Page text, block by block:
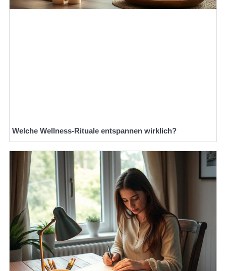
Welche Wellness-Rituale entspannen wirklich?